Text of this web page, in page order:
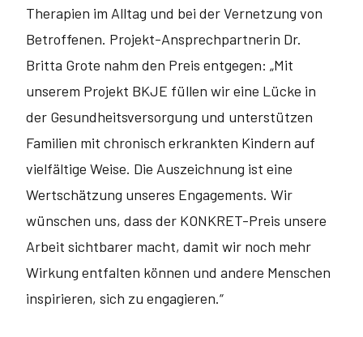
Therapien im Alltag und bei der Vernetzung von
Betroffenen. Projekt-Ansprechpartnerin Dr.
Britta Grote nahm den Preis entgegen: „Mit
unserem Projekt BKJE füllen wir eine Lücke in
der Gesundheitsversorgung und unter­stützen
Familien mit chronisch erkrankten Kindern auf
vielfältige Weise. Die Auszeichnung ist eine
Wertschätzung unseres Engagements. Wir
wünschen uns, dass der KONKRET-Preis unsere
Arbeit sichtbarer macht, damit wir noch mehr
Wirkung entfalten können und andere Menschen
inspirieren, sich zu engagieren.“